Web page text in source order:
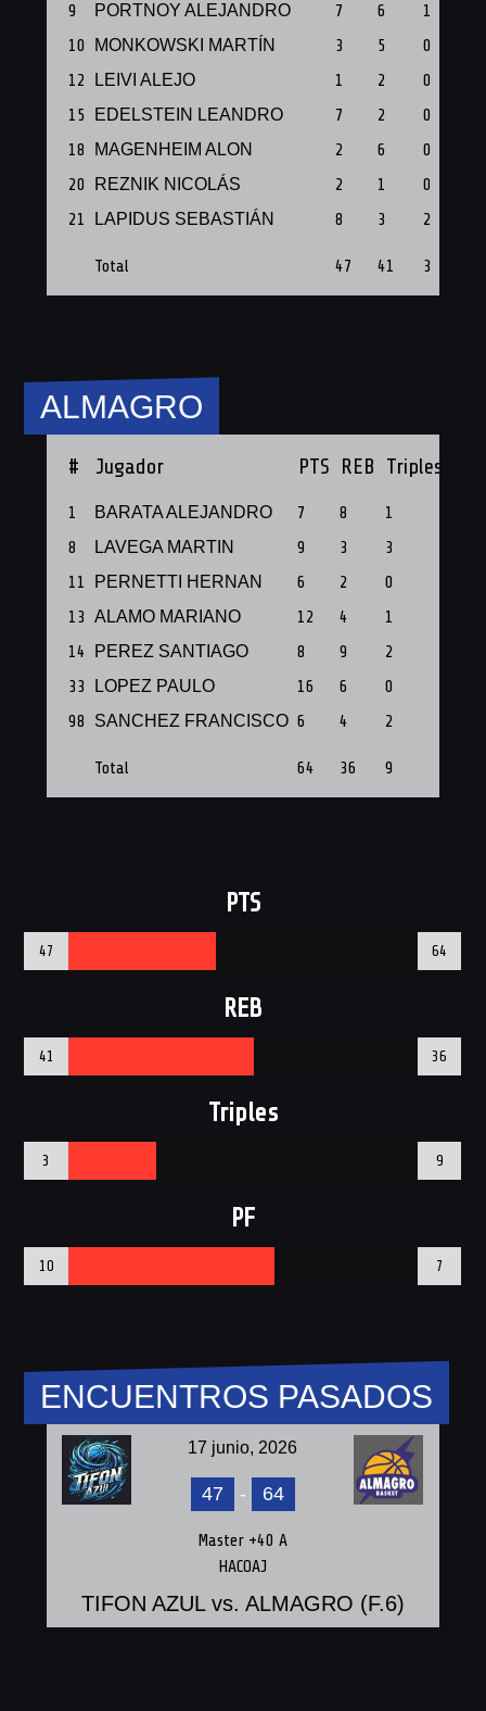
9
PORTNOY ALEJANDRO 7 6
1
10
MONKOWSKI MARTÍN 3 5
0
12
LEIVI ALEJO 1 2
0
15
EDELSTEIN LEANDRO 7 2
0
18
MAGENHEIM ALON 2 6
0
20
REZNIK ⁠NICOLÁS 2 1
0
21
LAPIDUS SEBASTIÁN 8 3 2
Total 47 41 3
ALMAGRO
# Jugador PTS REB Triples
1 BARATA ALEJANDRO 7 8 1
8
LAVEGA MARTIN 9 3 3
11
PERNETTI HERNAN 6 2 0
13 ALAMO MARIANO 12 4 1
14
PEREZ SANTIAGO 8 9 2
33
LOPEZ PAULO 16 6 0
98
SANCHEZ FRANCISCO 6 4 2
Total 64 36 9
PTS
47 64
REB
41 36
Triples
3 9
PF
10 7
ENCUENTROS PASADOS
17 junio, 2026
47 - 64
Master +40 A
HACOAJ
TIFON AZUL vs. ALMAGRO (F.6)